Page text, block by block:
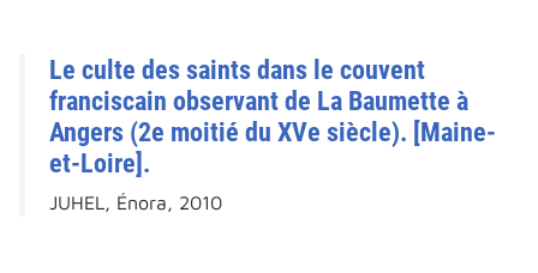
Le culte des saints dans le couvent
franciscain observant de La Baumette à
Angers (2e moitié du XVe siècle). [Maine-
et-Loire].
JUHEL, Énora, 2010